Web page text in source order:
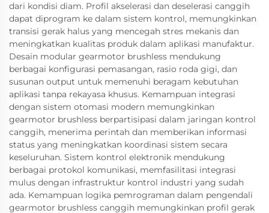
dari kondisi diam. Profil akselerasi dan deselerasi canggih
dapat diprogram ke dalam sistem kontrol, memungkinkan
transisi gerak halus yang mencegah stres mekanis dan
meningkatkan kualitas produk dalam aplikasi manufaktur.
Desain modular gearmotor brushless mendukung
berbagai konfigurasi pemasangan, rasio roda gigi, dan
susunan output untuk memenuhi beragam kebutuhan
aplikasi tanpa rekayasa khusus. Kemampuan integrasi
dengan sistem otomasi modern memungkinkan
gearmotor brushless berpartisipasi dalam jaringan kontrol
canggih, menerima perintah dan memberikan informasi
status yang meningkatkan koordinasi sistem secara
keseluruhan. Sistem kontrol elektronik mendukung
berbagai protokol komunikasi, memfasilitasi integrasi
mulus dengan infrastruktur kontrol industri yang sudah
ada. Kemampuan logika pemrograman dalam pengendali
gearmotor brushless canggih memungkinkan profil gerak